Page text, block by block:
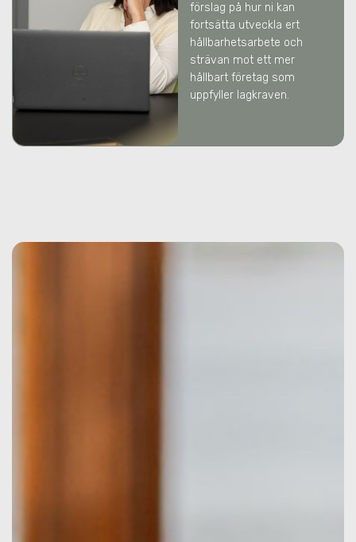
förslag på hur ni kan
fortsätta utveckla ert
hållbarhetsarbete och
strävan mot ett mer
hållbart företag som
uppfyller lagkraven.